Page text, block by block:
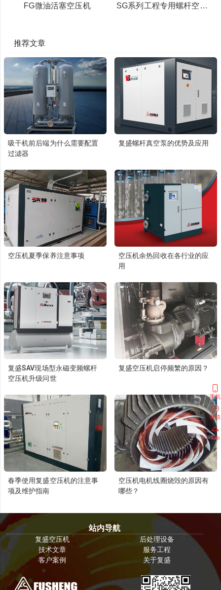
手机
微信
Top
FG微油活塞空压机 SG系列工程专用螺杆空压机
推荐文章
吸干机前后端为什么需要配置
过滤器
复盛螺杆真空泵的优势及应用
空压机夏季保养注意事项
空压机余热回收在各行业的应
用
复盛SAV现场型永磁变频螺杆
空压机升级问世
复盛空压机启停频繁的原因？
春季使用复盛空压机的注意事
项及维护指南
空压机电机线圈烧毁的原因有
哪些？
站内导航
复盛空压机
后处理设备
技术文章
服务工程
客户案例
关于复盛